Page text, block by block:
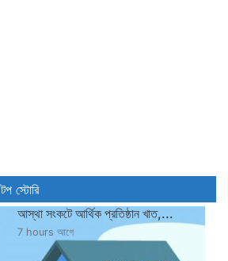
টপ স্টোরি
আস্থা সংকটে আর্থিক প্রতিষ্ঠান খাত,...
7 hours আগে